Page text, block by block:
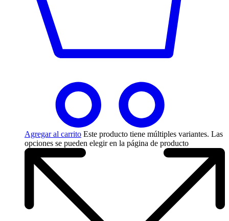
Agregar al carrito Este producto tiene múltiples variantes. Las
opciones se pueden elegir en la página de producto